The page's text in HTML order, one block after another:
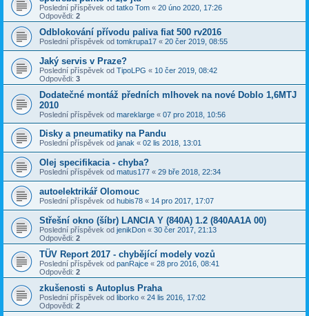
Poslední příspěvek od tatko Tom « 20 úno 2020, 17:26
Odpovědi: 2
Odblokování přívodu paliva fiat 500 rv2016
Poslední příspěvek od tomkrupa17 « 20 čer 2019, 08:55
Jaký servis v Praze?
Poslední příspěvek od TipoLPG « 10 čer 2019, 08:42
Odpovědi: 3
Dodatečné montáž předních mlhovek na nové Doblo 1,6MTJ
2010
Poslední příspěvek od mareklarge « 07 pro 2018, 10:56
Disky a pneumatiky na Pandu
Poslední příspěvek od janak « 02 lis 2018, 13:01
Olej specifikacia - chyba?
Poslední příspěvek od matus177 « 29 bře 2018, 22:34
autoelektrikář Olomouc
Poslední příspěvek od hubis78 « 14 pro 2017, 17:07
Střešní okno (šíbr) LANCIA Y (840A) 1.2 (840AA1A 00)
Poslední příspěvek od jenikDon « 30 čer 2017, 21:13
Odpovědi: 2
TÜV Report 2017 - chybějící modely vozů
Poslední příspěvek od panRajce « 28 pro 2016, 08:41
Odpovědi: 2
zkušenosti s Autoplus Praha
Poslední příspěvek od liborko « 24 lis 2016, 17:02
Odpovědi: 2